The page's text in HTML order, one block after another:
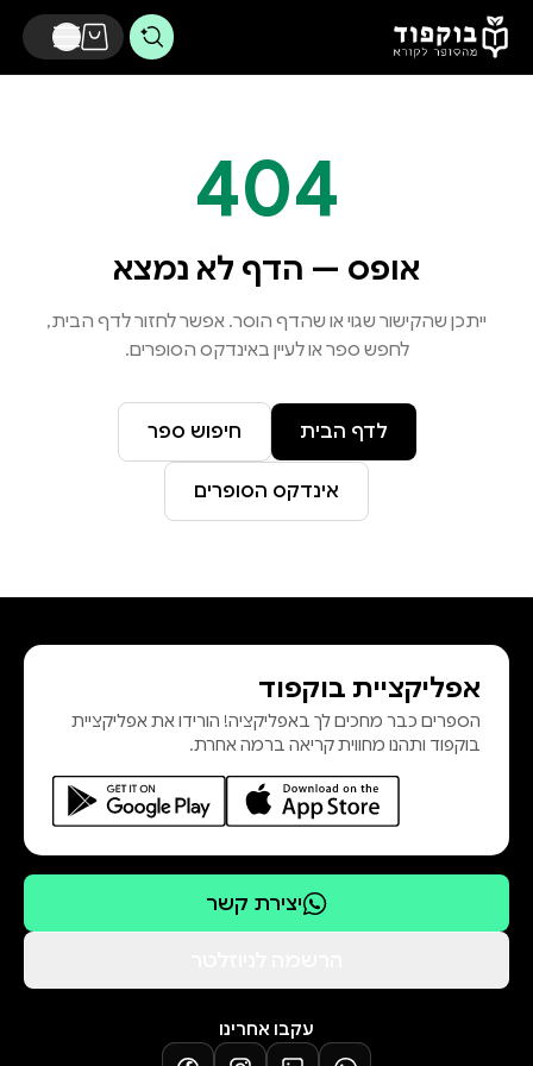
דלג לתוכן הראשי
404
אופס — הדף לא נמצא
ייתכן שהקישור שגוי או שהדף הוסר. אפשר לחזור לדף הבית,
לחפש ספר או לעיין באינדקס הסופרים.
לדף הבית חיפוש ספר
אינדקס הסופרים
אפליקציית בוקפוד
הספרים כבר מחכים לך באפליקציה! הורידו את אפליקציית
בוקפוד ותהנו מחווית קריאה ברמה אחרת.
יצירת קשר
עקבו אחרינו